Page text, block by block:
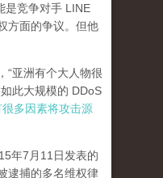
是竞争对手 LINE
方面的争议。但他
“亚洲有个大人物很
此大规模的 DDoS
多因素将攻击源
年7月11日发表的
逮捕的多名维权律